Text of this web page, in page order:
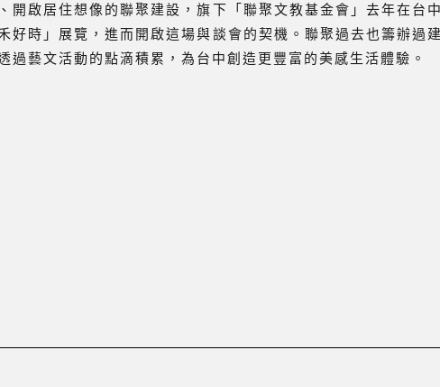
開啟居住想像的聯聚建設，旗下「聯聚文教基金會」去年在台
好時」展覽，進而開啟這場與談會的契機。聯聚過去也籌辦過
過藝文活動的點滴積累，為台中創造更豐富的美感生活體驗。